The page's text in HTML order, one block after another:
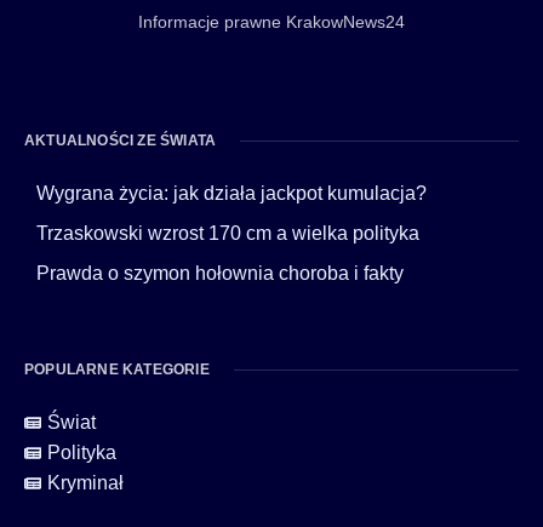
Informacje prawne KrakowNews24
AKTUALNOŚCI ZE ŚWIATA
Wygrana życia: jak działa jackpot kumulacja?
Trzaskowski wzrost 170 cm a wielka polityka
Prawda o szymon hołownia choroba i fakty
POPULARNE KATEGORIE
Świat
Polityka
Kryminał